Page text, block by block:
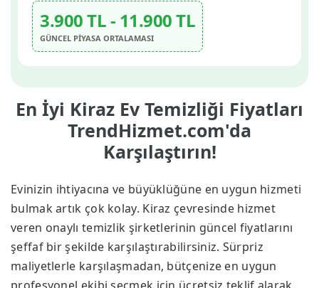
En İyi Kiraz Ev Temizliği Fiyatları
TrendHizmet.com'da
Karşılaştırın!
Evinizin ihtiyacına ve büyüklüğüne en uygun hizmeti
bulmak artık çok kolay. Kiraz çevresinde hizmet
veren onaylı temizlik şirketlerinin güncel fiyatlarını
şeffaf bir şekilde karşılaştırabilirsiniz. Sürpriz
maliyetlerle karşılaşmadan, bütçenize en uygun
3.900 TL - 11.900 TL
GÜNCEL PİYASA ORTALAMASI